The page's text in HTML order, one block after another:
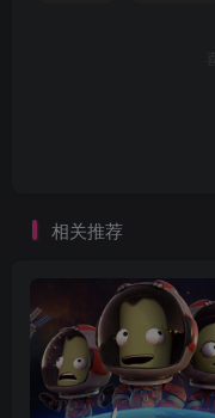
相关推荐